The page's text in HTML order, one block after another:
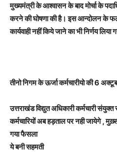
मुख्यमंत्री के आश्वासन के बाद मोर्चा के
करने की घोषणा की है। इस आन्दोलन के
कार्यवाही नहीं किये जाने का भी निर्णय लिया
तीनो निगम के ऊर्जा कर्मचारीयो की 6
उत्तराखंड विद्युत अधिकारी कर्मचारी
कर्मचारियों अब हड़ताल पर नही जायेगे ,
गया फैसला
ये बनी सहमती